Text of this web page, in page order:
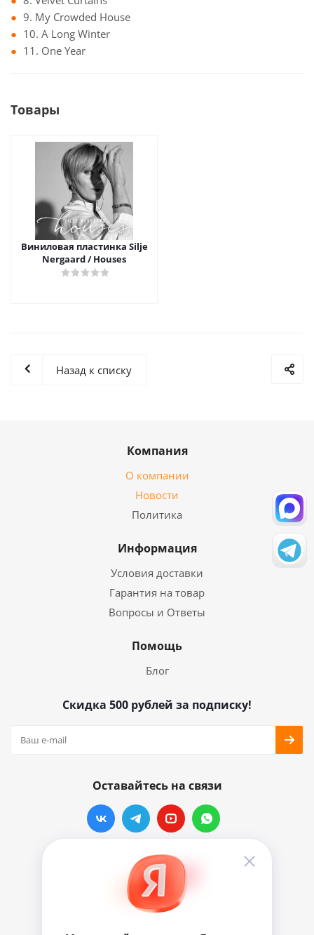
9. My Crowded House
10. A Long Winter
11. One Year
Товары
Виниловая пластинка Silje
Nergaard / Houses
Назад к списку
Компания
О компании
Новости
Политика
Информация
Условия доставки
Гарантия на товар
Вопросы и Ответы
Помощь
Блог
Скидка 500 рублей за подписку!
Оставайтесь на связи
Наши контакты
info@vinylmarkt.ru